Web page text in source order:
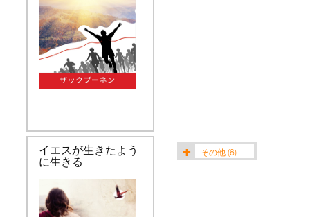
イエスが生きたよう
に生きる
その他 (6)